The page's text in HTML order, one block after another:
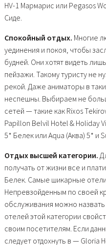
HV-1 Мармарис или Pegasos
Сиде.
Спокойный отдых. Многие
уединения и покоя, чтобы
будней. Они хотят видеть
пейзажи. Такому туристу не
рекой. Даже аниматоры в
неспешны. Выбираем не
сетей — такие как Rixos
Papillon Belvil Hotel & Holiday
5* Белек или Aqua (Аква) 5* и
Отдых высшей категории.
получать от жизни все и
Белек. Самые шикарные
Непревзойденным по своей
обслуживания можно
отелей этой категории
своим посетителям. Если
следует отдохнуть в — Gloria